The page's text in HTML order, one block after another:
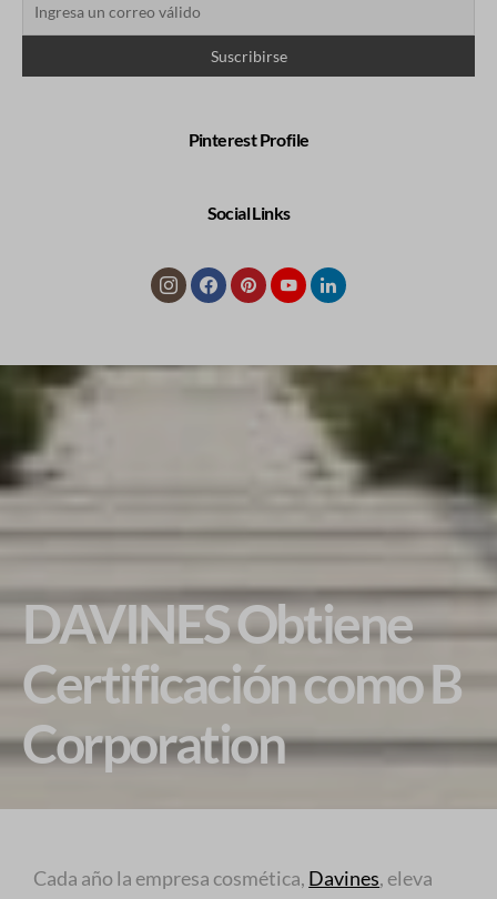
Pinterest Profile
Social Links
DAVINES Obtiene
Certificación como B
Corporation
Cada año la empresa cosmética, Davines, eleva